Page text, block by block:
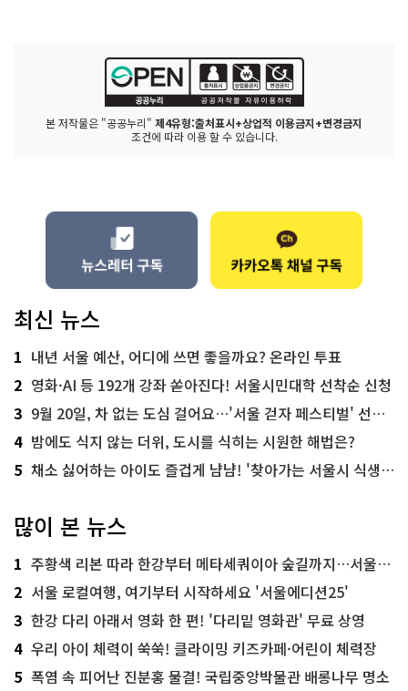
본 저작물은 "공공누리" 제4유형:출처표시+상업적 이용금지+변경금지
조건에 따라 이용 할 수 있습니다.
최신 뉴스
1 내년 서울 예산, 어디에 쓰면 좋을까요? 온라인 투표
2 영화·AI 등 192개 강좌 쏟아진다! 서울시민대학 선착순 신청
3 9월 20일, 차 없는 도심 걸어요…'서울 걷자 페스티벌' 선착순 5천명
4 밤에도 식지 않는 더위, 도시를 식히는 시원한 해법은?
5 채소 싫어하는 아이도 즐겁게 냠냠! '찾아가는 서울시 식생활 교육' 현장
많이 본 뉴스
1 주황색 리본 따라 한강부터 메타세쿼이아 숲길까지…서울둘레길 15코스
2 서울 로컬여행, 여기부터 시작하세요 '서울에디션25'
3 한강 다리 아래서 영화 한 편! '다리밑 영화관' 무료 상영
4 우리 아이 체력이 쑥쑥! 클라이밍 키즈카페·어린이 체력장
5 폭염 속 피어난 진분홍 물결! 국립중앙박물관 배롱나무 명소